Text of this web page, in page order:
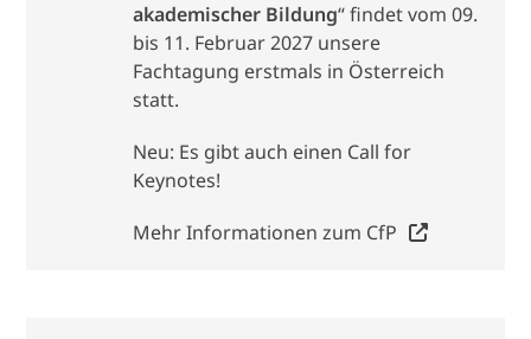
akademischer Bildung“ findet vom 09.
bis 11. Februar 2027 unsere
Fachtagung erstmals in Österreich
statt.
Neu: Es gibt auch einen Call for
Keynotes!
Mehr Informationen zum CfP